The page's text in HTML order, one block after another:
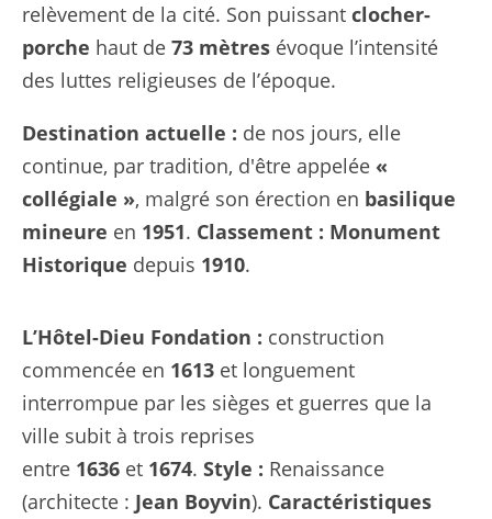
relèvement de la cité. Son puissant clocher-
porche haut de 73 mètres évoque l’intensité
des luttes religieuses de l’époque.
Destination actuelle : de nos jours, elle
continue, par tradition, d'être appelée «
collégiale », malgré son érection en basilique
mineure en 1951. Classement : Monument
Historique depuis 1910.
L’Hôtel-Dieu Fondation : construction
commencée en 1613 et longuement
interrompue par les sièges et guerres que la
ville subit à trois reprises
entre 1636 et 1674. Style : Renaissance
(architecte : Jean Boyvin). Caractéristiques